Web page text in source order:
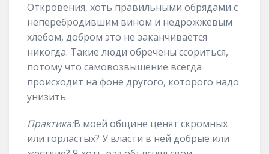
Откровения, хоть правильными обрядами с
неперебродившим вином и недрожжевым
хлебом, добром это не заканчивается
никогда. Такие люди обречены ссориться,
потому что самовозвышение всегда
происходит на фоне другого, которого надо
унизить.
Практика:В моей общине ценят скромных
или горластых? У власти в ней добрые или